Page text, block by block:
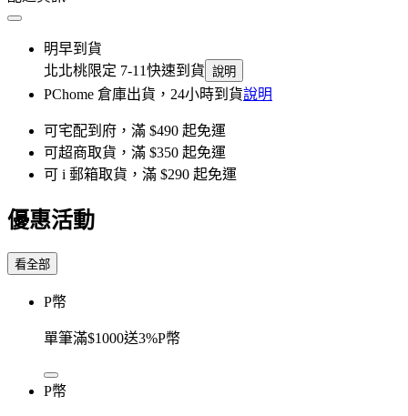
明早到貨
北北桃限定 7-11快速到貨 說明
PChome 倉庫出貨，24小時到貨說明
可宅配到府，滿 $490 起免運
可超商取貨，滿 $350 起免運
可 i 郵箱取貨，滿 $290 起免運
優惠活動
看全部
P幣
單筆滿$1000送3%P幣
P幣